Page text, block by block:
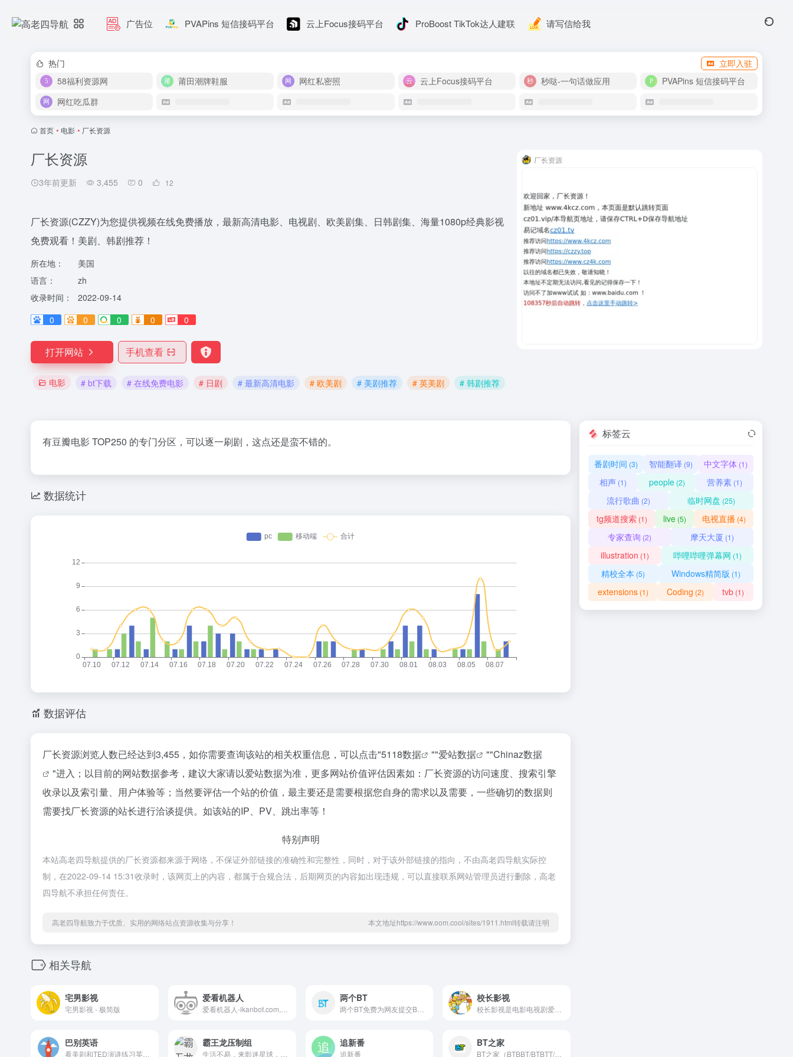
广告位 PVAPins 短信接码平台 云上Focus接码平台 ProBoost TikTok达人建联 请写信给我
热门
立即入驻
58福利资源网
莆田潮牌鞋服 网红私密照 云上Focus接码平台 秒哒-一句话做应用
PVAPins 短信接码平台
网红吃瓜群
首页 • 电影 • 厂长资源
厂长资源
3年前更新 3,455 0 12
厂长资源(CZZY)为您提供视频在线免费播放，最新高清电影、电视剧、欧美剧集、日韩剧集、海量1080p经典影视
免费观看！美剧、韩剧推荐！
所在地：
美国
语言：
zh
收录时间：
2022-09-14
0
0 0 0 0
打开网站 手机查看
电影 # bt下载 # 在线免费电影 # 日剧 # 最新高清电影 # 欧美剧 # 美剧推荐 # 英美剧 # 韩剧推荐
厂长资源
有豆瓣电影 TOP250 的专门分区，可以逐一刷剧，这点还是蛮不错的。
数据统计
数据评估
厂长资源浏览人数已经达到3,455，如你需要查询该站的相关权重信息，可以点击"5118数据 ""爱站数据 ""Chinaz数据
"进入；以目前的网站数据参考，建议大家请以爱站数据为准，更多网站价值评估因素如：厂长资源的访问速度、搜索引擎
收录以及索引量、用户体验等；当然要评估一个站的价值，最主要还是需要根据您自身的需求以及需要，一些确切的数据则
需要找厂长资源的站长进行洽谈提供。如该站的IP、PV、跳出率等！
特别声明
本站高老四导航提供的厂长资源都来源于网络，不保证外部链接的准确性和完整性，同时，对于该外部链接的指向，不由高老四导航实际控
制，在2022-09-14 15:31收录时，该网页上的内容，都属于合规合法，后期网页的内容如出现违规，可以直接联系网站管理员进行删除，高老
四导航不承担任何责任。
高老四导航致力于优质、实用的网络站点资源收集与分享！ 本文地址https://www.oom.cool/sites/1911.html转载请注明
相关导航
宅男影视
宅男影视 - 极简版
爱看机器人 两个BT
两个BT免费为网友提交BT种子下载，免费电影资源下载，以及各种高清电影在线观看,最全的最新电视剧，最近上映热门电影下载。韩国电视剧、香港TVB电视剧、韩剧、日剧、美剧、动漫番剧。
校长影视
巴别英语 霸王龙压制组 追新番
追新番
BT之家
BT之家（BTBBT/BTBTT/1LOU）分享快乐,如此简单!BT电影天堂-影视资源交流社区
标签云
番剧时间 (3) 智能翻译 (9) 中文字体 (1)
相声(1) people(2) 营养素 (1)
流行歌曲 (2) 临时网盘 (25)
tg频道搜索(1) live(5) 电视直播(4)
专家查询 (2) 摩天大厦 (1)
illustration (1) 哔哩哔哩弹幕网 (1)
精校全本 (5) Windows精简版 (1)
extensions(1) Coding (2) tvb (1)